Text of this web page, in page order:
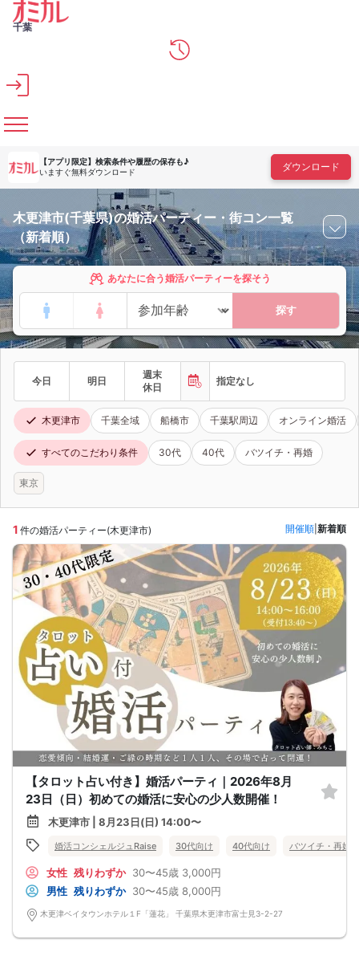
メインコンテンツへスキップ
千葉
【アプリ限定】 検索条件や履歴の保存も♪
いますぐ無料ダウンロード
ダウンロード
木更津市(千葉県)の婚活パーティー・街コン一覧
（新着順）
あなたに合う婚活パーティーを探そう
探す
今日 明日
週末
休日
指定なし
木更津市 千葉全域 船橋市 千葉駅周辺 オンライン婚活
すべてのこだわり条件 30代 40代 バツイチ・再婚
東京
1 件の婚活パーティー(木更津市) 開催順 新着順
【タロット占い付き】婚活パーティ｜2026年8月
23日（日）初めての婚活に安心の少人数開催！
木更津市 | 8月23日(日) 14:00〜
婚活コンシェルジュRaise 30代向け 40代向け バツイチ・再婚
女性 残りわずか 30〜45歳 3,000円
男性 残りわずか 30〜45歳 8,000円
木更津ベイタウンホテル１F「蓮花」 千葉県木更津市富士見3-2-27